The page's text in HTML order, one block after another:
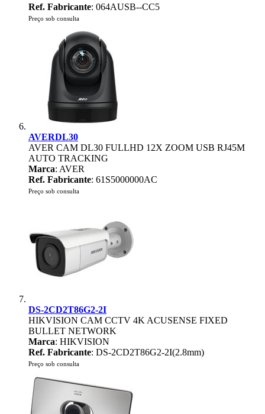
Ref. Fabricante: 064AUSB--CC5
Preço sob consulta
AVERDL30
AVER CAM DL30 FULLHD 12X ZOOM USB RJ45M
AUTO TRACKING
Marca: AVER
Ref. Fabricante: 61S5000000AC
Preço sob consulta
DS-2CD2T86G2-2I
HIKVISION CAM CCTV 4K ACUSENSE FIXED
BULLET NETWORK
Marca: HIKVISION
Ref. Fabricante: DS-2CD2T86G2-2I(2.8mm)
Preço sob consulta